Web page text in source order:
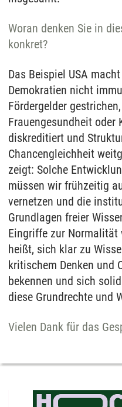
Woran denken Sie in
konkret?
Das Beispiel USA
Demokratien nicht
Fördergelder
Frauengesundheit
diskreditiert und
Chancengleichheit
zeigt: Solche
müssen wir frühzeitig
vernetzen und die
Grundlagen freier
Eingriffe zur Normalität
heißt, sich klar zu
kritischem Denken und
bekennen und sich
diese Grundrechte und
Vielen Dank für das